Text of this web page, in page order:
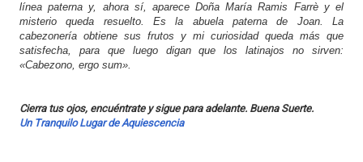
línea paterna y, ahora sí, aparece Doña María Ramis Farrè y el
misterio queda resuelto. Es la abuela paterna de Joan. La
cabezonería obtiene sus frutos y mi curiosidad queda más que
satisfecha, para que luego digan que los latinajos no sirven:
«Cabezono, ergo sum».
Cierra tus ojos, encuéntrate y sigue para adelante. Buena Suerte.
Un Tranquilo Lugar de Aquiescencia